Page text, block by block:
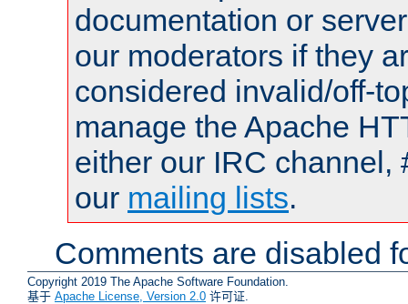
documentation or
our moderators if they
considered invalid/off-
manage the Apache
either our IRC channel,
our mailing lists.
Comments are disabled
Copyright 2019 The Apache Software Foundation.
基于 Apache License, Version 2.0 许可证.